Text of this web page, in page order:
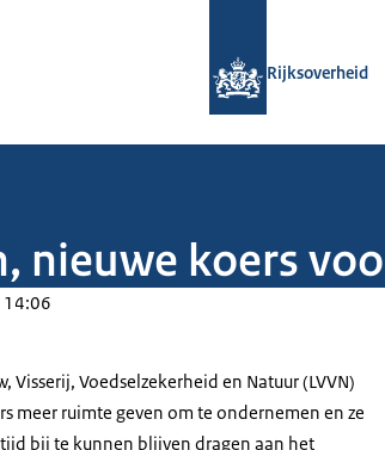
Rijksoverheid
nieuwe koers
Visserij, Voedselzekerheid en Natuur (LVVN)
meer ruimte geven om te ondernemen en ze
bij te kunnen blijven dragen aan het